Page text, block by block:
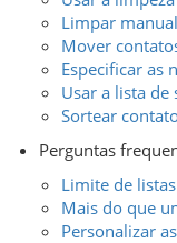
Limpar
Mover
Especificar as
Usar a lista de
Sortear
Perguntas
Limite de listas
Mais do que
Personalizar